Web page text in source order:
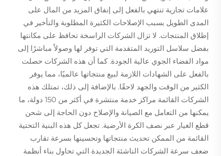
علامات تجارية تنتهي بالفعل إلى إنفاق المزيد من المال على
المدى الطويل بسبب الإصلاحات الكثيرة المطلوبة والتأخير في
إطلاق المنتجات. لا تزال الشركات الراسخة تحافظ على مكانتها
بفضل سلاسل التوريد المتقدمة التي توفر لها وصولاً مباشرًا إلى
مواد الفضاء الجوي عالية الجودة. كما أن هذه الشركات حصلت
بالفعل على الشهادات اللازمة لبيع منتجاتها عالميًا، مما يوفر
الكثير من الوقت والجهد لاحقًا. بالإضافة إلى ذلك، تمتلك هذه
الشركات القائمة مراكز خدمة منتشرة في أكثر من 150 دولة، ما
يمكنها من التعامل مع الصيانة والإصلاح دون الحاجة إلى شحن
قطع الغيار عبر نصف الكرة الأرضية. تجعل كل هذه البنية التحتية
القائمة من الممكن تحديث منتجاتها وتحسينها بسرعة تقارب
ضعف سرعة الشركات الناشئة الجديدة التي تحاول بناء أنظمة